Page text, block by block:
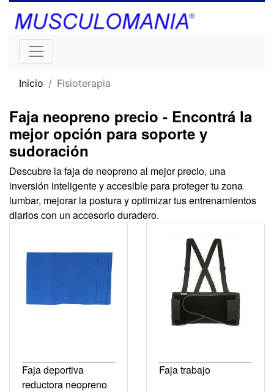
Inicio Fisioterapia
Faja neopreno precio - Encontrá la
mejor opción para soporte y
sudoración
Descubre la faja de neopreno al mejor precio, una
inversión inteligente y accesible para proteger tu zona
lumbar, mejorar la postura y optimizar tus entrenamientos
diarios con un accesorio duradero.
Faja deportiva
reductora neopreno
Faja trabajo